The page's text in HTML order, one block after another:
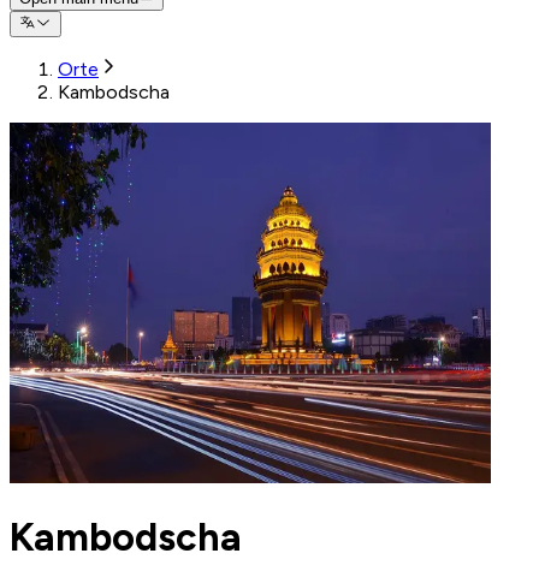
Orte
Kambodscha
Kambodscha